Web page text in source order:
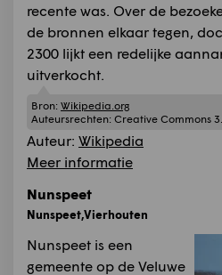
recente was. Over de
de bronnen elkaar tegen,
2300 lijkt een redelijke
uitverkocht.
Bron: Wikipedia.org
Auteursrechten: Creative Commons
Auteur: Wikipedia
Meer informatie
Nunspeet
Nunspeet,Vierhouten
Nunspeet is een
gemeente op de Veluwe